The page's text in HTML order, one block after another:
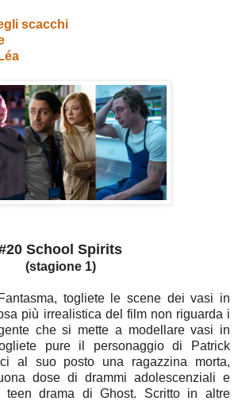
scacchi
School Spirits
(stagione 1)
togliete le scene dei vasi in
più irrealistica del film non riguarda i
che si mette a modellare vasi in
pure il personaggio di Patrick
al suo posto una ragazzina morta,
dose di drammi adolescenziali e
teen drama di Ghost. Scritto in altre